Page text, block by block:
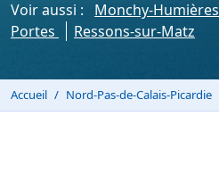
Voir aussi : Monchy-Humières
Portes
Ressons-sur-Matz
Accueil Nord-Pas-de-Calais-Picardie